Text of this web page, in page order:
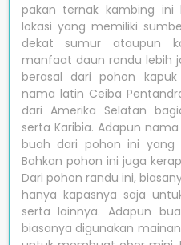
pakan ternak kambing
lokasi yang memiliki
dekat sumur ataupun
manfaat daun randu lebih
berasal dari pohon
nama latin Ceiba
dari Amerika Selatan
serta Karibia. Adapun
buah dari pohon ini yang
Bahkan pohon ini juga
Dari pohon randu ini,
hanya kapasnya saja
serta lainnya. Adapun
biasanya digunakan